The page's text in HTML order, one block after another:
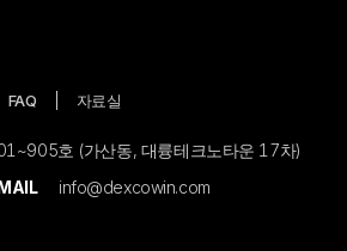
FAQ 자료실
호 (가산동, 대륭테크노타운 17차)
info@dexcowin.com